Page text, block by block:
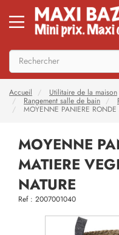
Accueil Utilitaire de la maison
Rangement salle de bain
MOYENNE PANIERE RONDE
MOYENNE
MATIERE
NATURE
Ref : 2007001040